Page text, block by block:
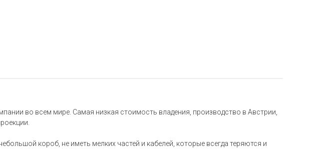
во всем мире. Самая низкая стоимость владения, производство в Австрии,
короб, не иметь мелких частей и кабелей, которые всегда теряются и